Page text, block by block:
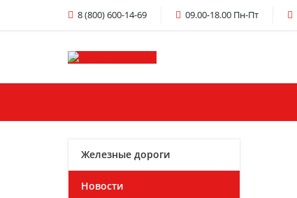
8 (800) 600-14-69 09.00-18.00 Пн-Пт
Железные дороги
Новости